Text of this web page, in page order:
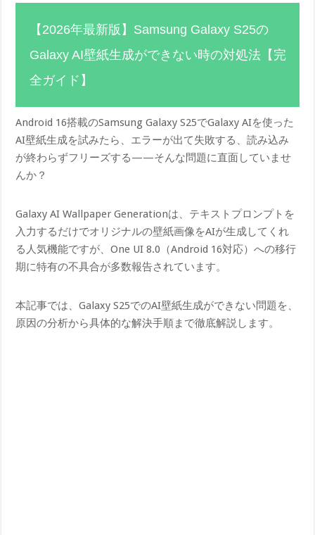
【2026年最新版】Samsung Galaxy S25の
Galaxy AI壁紙生成ができない時の対処法【完
全ガイド】
Android 16搭載のSamsung Galaxy S25でGalaxy AIを使った
AI壁紙生成を試みたら、エラーが出て失敗する、読み込み
が終わらずフリーズする——そんな問題に直面していませ
んか？
Galaxy AI Wallpaper Generationは、テキストプロンプトを
入力するだけでオリジナルの壁紙画像をAIが生成してくれ
る人気機能ですが、One UI 8.0（Android 16対応）への移行
期に特有の不具合が多数報告されています。
本記事では、Galaxy S25でのAI壁紙生成ができない問題を、
原因の分析から具体的な解決手順まで徹底解説します。